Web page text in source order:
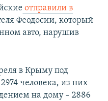
отправили в
Феодосии, который
авто, нарушив
в Крыму под
человека, из них
на дому – 2886